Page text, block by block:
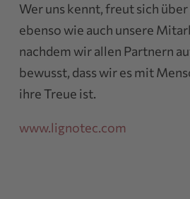
Wer uns kennt, freut sich
ebenso wie auch unsere
nachdem wir allen Partnern
bewusst, dass wir es mit
ihre Treue ist.
www.lignotec.com